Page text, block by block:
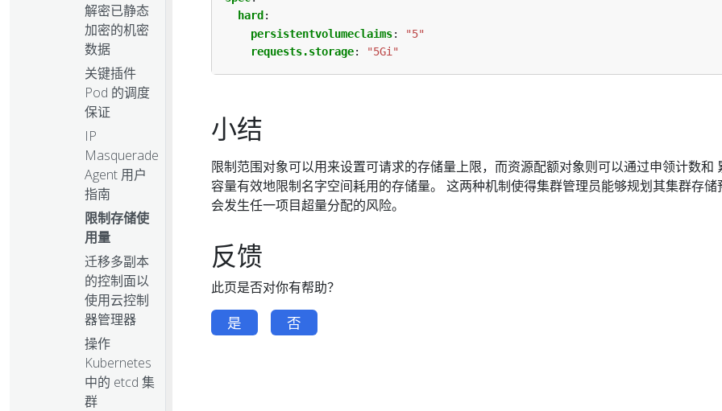
解密已静态
加密的机密
数据
关键插件
Pod 的调度
保证
IP
Masquerade
Agent 用户
指南
限制存储使
用量
迁移多副本
的控制面以
使用云控制
器管理器
操作
Kubernetes
中的 etcd 集
群
hard :
persistentvolumeclaims:
"5"
requests.storage: "5Gi"
小结
限制范围对象可以用来设置可请求的存储量上限，而资源配额对象则可以通过申领计数和
容量有效地限制名字空间耗用的存储量。 这两种机制使得集群管理员能够规划其集群存储
会发生任一项目超量分配的风险。
反馈
此页是否对你有帮助？
是 否